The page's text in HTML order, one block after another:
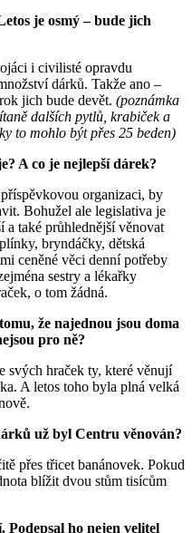
je osmý – bude jich
i civilisté opravdu
dárků. Takže ano –
jich bude devět. (poznámka
dalších pytlů, krabiček a
to mohlo být přes 25 beden)
A co je nejlepší dárek?
organizaci, by
Bohužel ale legislativa je
také průhlednější věnovat
bryndáčky, dětská
ceněné věci denní potřeby
sestry a lékařky
o tom žádná.
že najednou jsou doma
pro ně?
svých hraček ty, které věnují
A letos toho byla plná velká
už byl Centru věnován?
přes třicet banánovek. Pokud
blížit dvou stům tisícům
Podepsal ho nejen velitel